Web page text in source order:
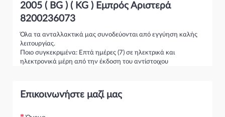
2005 ( BG ) ( KG ) Εμπρός Αριστερά
8200236073
Όλα τα ανταλλακτικά μας συνοδεύονται από εγγύηση καλής
λειτουργίας.
Ποιο συγκεκριμένα: Επτά ημέρες (7) σε ηλεκτρικά και
ηλεκτρονικά μέρη από την έκδοση του αντίστοιχου
αντίστοιχου παραστατικού.
Τριάντα ημέρες (30) σε σασμάν και κιβώτια ταχυτήτων από την
Επικοινωνήστε μαζί μας